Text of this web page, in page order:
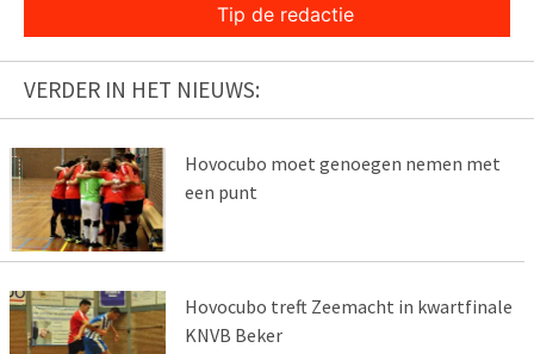
Tip de redactie
VERDER IN HET NIEUWS:
Hovocubo moet genoegen nemen met
een punt
Hovocubo treft Zeemacht in kwartfinale
KNVB Beker